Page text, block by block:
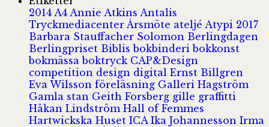
2014 A4 Annie Atkins Antalis
Tryckmediacenter Årsmöte ateljé Atypi 2017
Barbara Stauffacher Solomon Berlingdagen
Berlingpriset Biblisbokbinderibokkonst
bokmässaboktryck CAP&Design
competition design digital Ernst Billgren
Eva Wilsson föreläsning Galleri Hagström
Gamla stan Geith Forsberg gille graffitti
Håkan Lindström Hall of Femmes
Hartwickska Huset ICA Ika Johannesson Irma